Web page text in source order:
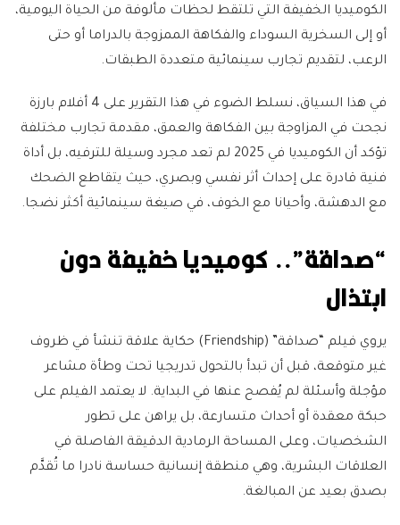
الكوميديا الخفيفة التي تلتقط لحظات مألوفة من الحياة اليومية،
أو إلى السخرية السوداء والفكاهة الممزوجة بالدراما أو حتى
الرعب، لتقديم تجارب سينمائية متعددة الطبقات.
في هذا السياق، نسلط الضوء في هذا التقرير على 4 أفلام بارزة
نجحت في المزاوجة بين الفكاهة والعمق، مقدمة تجارب مختلفة
تؤكد أن الكوميديا في 2025 لم تعد مجرد وسيلة للترفيه، بل أداة
فنية قادرة على إحداث أثر نفسي وبصري، حيث يتقاطع الضحك
مع الدهشة، وأحيانا مع الخوف، في صيغة سينمائية أكثر نضجا.
“صداقة”.. كوميديا خفيفة دون
ابتذال
يروي فيلم “صداقة” (Friendship) حكاية علاقة تنشأ في ظروف
غير متوقعة، قبل أن تبدأ بالتحول تدريجيا تحت وطأة مشاعر
مؤجلة وأسئلة لم يُفصح عنها في البداية. لا يعتمد الفيلم على
حبكة معقدة أو أحداث متسارعة، بل يراهن على تطور
الشخصيات، وعلى المساحة الرمادية الدقيقة الفاصلة في
العلاقات البشرية، وهي منطقة إنسانية حساسة نادرا ما تُقدَّم
بصدق بعيد عن المبالغة.